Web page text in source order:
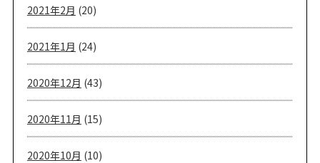
2021年2月 (20)
2021年1月 (24)
2020年12月 (43)
2020年11月 (15)
2020年10月 (10)